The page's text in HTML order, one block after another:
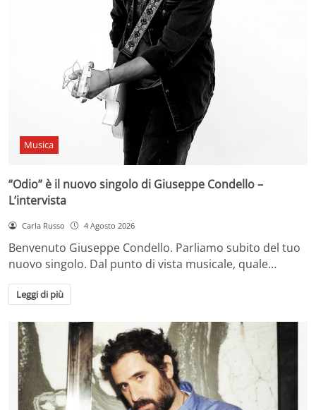
Musica
“Odio” è il nuovo singolo di Giuseppe Condello –
L’intervista
Carla Russo 4 Agosto 2026
Benvenuto Giuseppe Condello. Parliamo subito del tuo
nuovo singolo. Dal punto di vista musicale, quale…
Leggi di più